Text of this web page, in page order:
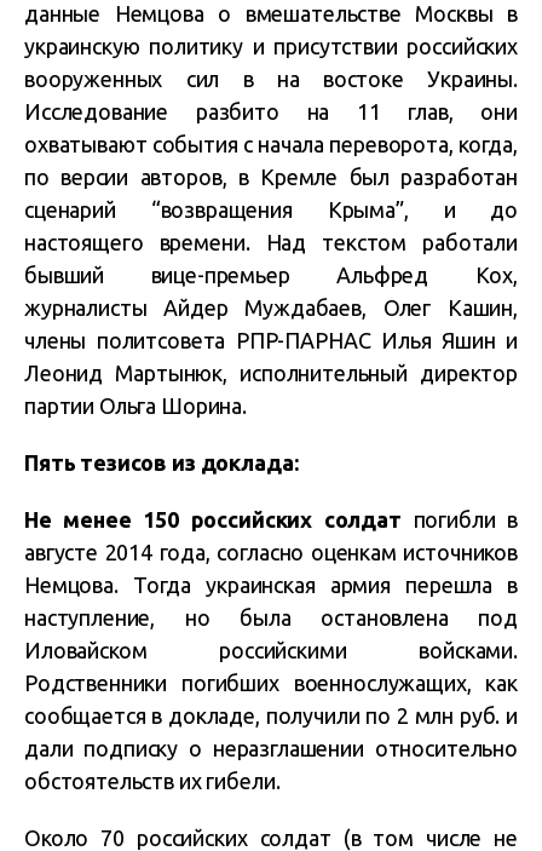
данные Немцова о вмешательстве Москвы в
украинскую политику и присутствии российских
вооруженных сил в на востоке Украины.
Исследование разбито на 11 глав, они
охватывают события с начала переворота, когда,
по версии авторов, в Кремле был разработан
сценарий “возвращения Крыма”, и до
настоящего времени. Над текстом работали
бывший вице-премьер Альфред Кох,
журналисты Айдер Муждабаев, Олег Кашин,
члены политсовета РПР-ПАРНАС Илья Яшин и
Леонид Мартынюк, исполнительный директор
партии Ольга Шорина.
Пять тезисов из доклада:
Не менее 150 российских солдат погибли в
августе 2014 года, согласно оценкам источников
Немцова. Тогда украинская армия перешла в
наступление, но была остановлена под
Иловайском российскими войсками.
Родственники погибших военнослужащих, как
сообщается в докладе, получили по 2 млн руб. и
дали подписку о неразглашении относительно
обстоятельств их гибели.
Около 70 российских солдат (в том числе не